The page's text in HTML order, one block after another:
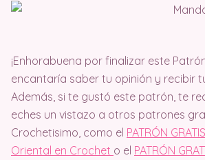
¡Enhorabuena por finalizar este
encantaría saber tu opinión y recibir
Además, si te gustó este patrón, te
eches un vistazo a otros patrones
Crochetisimo, como el PATRÓN
Oriental en Crochet o el PATRÓN